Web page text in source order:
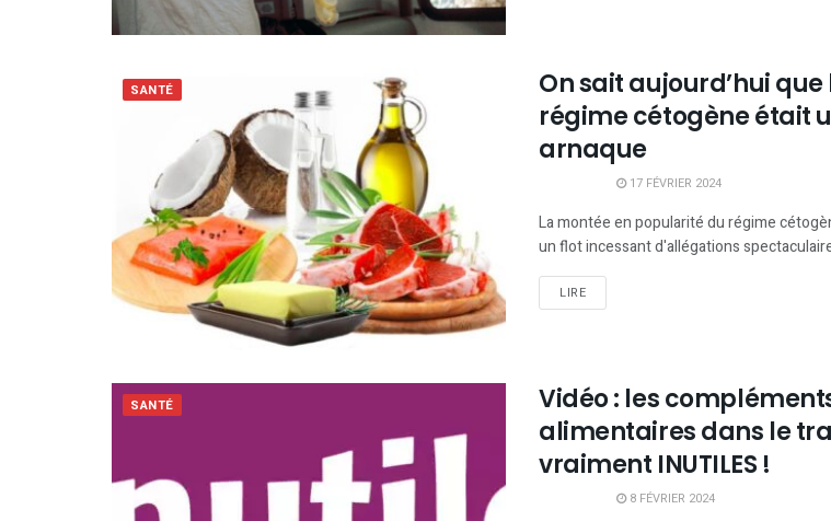
SANTÉ
On sait aujourd’hui que
régime cétogène était
arnaque
17 FÉVRIER 2024
La montée en popularité du régime
un flot incessant d'allégations
LIRE
SANTÉ
Vidéo : les
alimentaires dans le
vraiment INUTILES !
8 FÉVRIER 2024